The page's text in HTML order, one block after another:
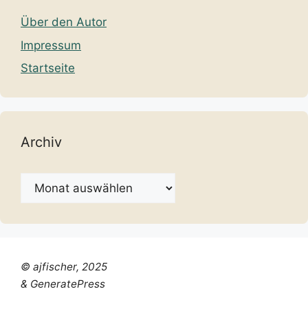
Über den Autor
Impressum
Startseite
Archiv
Archiv
© ajfischer, 2025
& GeneratePress